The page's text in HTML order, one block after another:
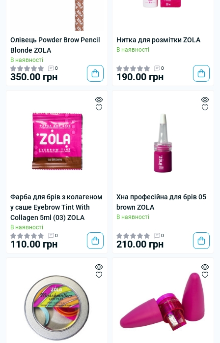
Олівець Powder Brow Pencil
Blonde ZOLA
В наявності
0
350.00 грн
Нитка для розмітки ZOLA
В наявності
0
190.00 грн
Фарба для брів з колагеном
у саше Eyebrow Tint With
Collagen 5ml (03) ZOLA
В наявності
0
110.00 грн
Хна професійна для брів 05
brown ZOLA
В наявності
0
210.00 грн